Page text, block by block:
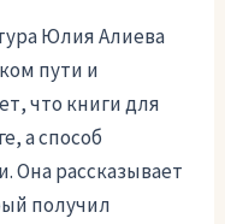
Юлия Алиева
пути и
что книги для
а способ
Она рассказывает
получил